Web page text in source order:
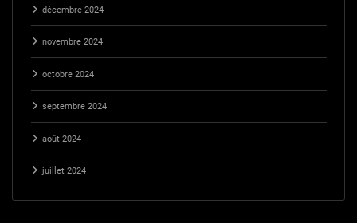
décembre 2024
novembre 2024
octobre 2024
septembre 2024
août 2024
juillet 2024